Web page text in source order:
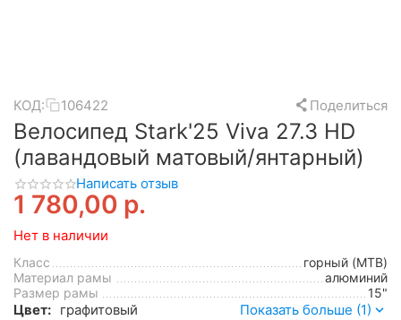
КОД: 106422 Поделиться
Велосипед Stark'25 Viva 27.3 HD
(лавандовый матовый/янтарный)
Написать отзыв
1 780,00 р.
Нет в наличии
Класс
горный (MTB)
Материал рамы
алюминий
Размер рамы
15"
Цвет: графитовый Показать больше (1)